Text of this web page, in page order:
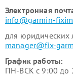
Электронная
info@garmin-
для юридических
manager@fix-
График работы:
ПН-ВСК с 9:00 до